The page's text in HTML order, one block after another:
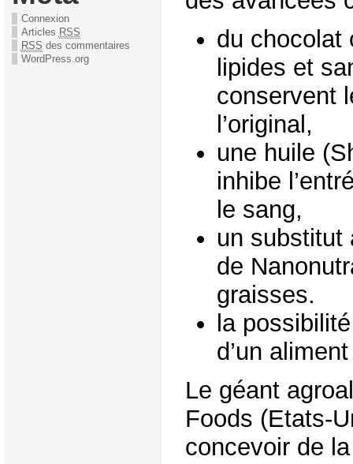
Connexion
Articles RSS
RSS des commentaires
WordPress.org
du chocolat
lipides et
conservent
l’original,
une huile
inhibe
le sang,
un substitut
de
graisses.
la
d’un
Le géant
Foods (Etats-
concevoir de